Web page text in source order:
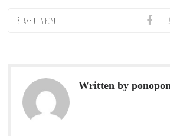
Share this post
Written by